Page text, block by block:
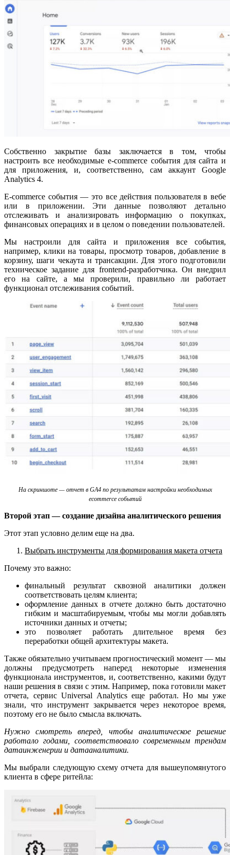
Собственно закрытие базы заключается в том, чтобы
настроить все необходимые e-commerce события для сайта и
для приложения, и, соответственно, сам аккаунт Google
Analytics 4.
Е-commerce события — это все действия пользователя в вебе
или в приложении. Эти данные позволяют детально
отслеживать и анализировать информацию о покупках,
финансовых операциях и в целом о поведении пользователей.
Мы настроили для сайта и приложения все события,
например, клики на товары, просмотр товаров, добавление в
корзину, шаги чекаута и трансакции. Для этого подготовили
техническое задание для frontend-разработчика. Он внедрил
его на сайте, а мы проверили, правильно ли работает
функционал отслеживания событий.
На скриншоте — отчет в GA4 по результатам настройки необходимых
ecommerce событий
Второй этап — создание дизайна аналитического решения
Этот этап условно делим еще на два.
Выбрать инструменты для формирования макета отчета
Почему это важно:
финальный результат сквозной аналитики должен
соответствовать целям клиента;
оформление данных в отчете должно быть достаточно
гибким и масштабируемым, чтобы мы могли добавлять
источники данных и отчеты;
это позволяет работать длительное время без
переработки общей архитектуры макета.
Также обязательно учитываем прогностический момент — мы
должны предусмотреть наперед некоторые изменения
функционала инструментов, и, соответственно, какими будут
наши решения в связи с этим. Например, пока готовили макет
отчета, сервис Universal Analytics еще работал. Но мы уже
знали, что инструмент закрывается через некоторое время,
поэтому его не было смысла включать.
Нужно смотреть вперед, чтобы аналитическое решение
работало годами, соответствовало современным трендам
датаинженерии и датааналитики.
Мы выбрали следующую схему отчета для вышеупомянутого
клиента в сфере ритейла: